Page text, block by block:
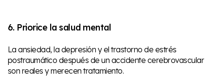
6. Priorice la salud mental
La ansiedad, la depresión y el trastorno de estrés
postraumático después de un accidente cerebrovascular
son reales y merecen tratamiento.